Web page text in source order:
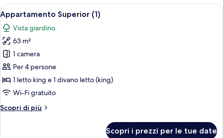
le
camere
Apri
tutte
le
foto
per
Appartamento
Superior
(1)
Un soggiorno moderno con angolo
8
Appartamento Superior (1)
Vista giardino
63 m²
1 camera
Per 4 persone
1 letto king e 1 divano letto (king)
Wi-Fi gratuito
Scopri di più
Altri
Scopri i prezzi per le tue date